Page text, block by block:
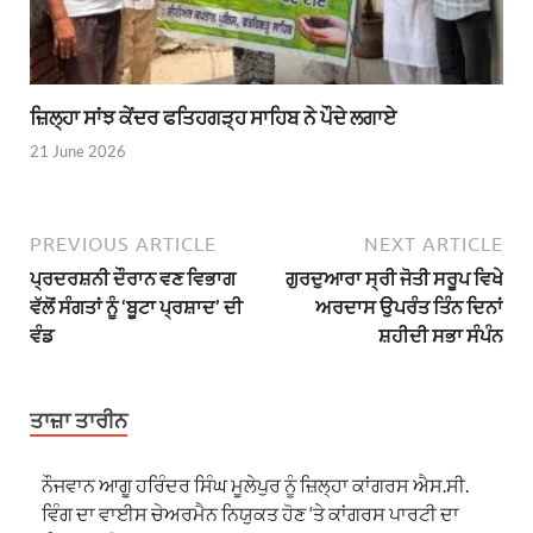
ਜ਼ਿਲ੍ਹਾ ਸਾਂਝ ਕੇਂਦਰ ਫਤਿਹਗੜ੍ਹ ਸਾਹਿਬ ਨੇ ਪੌਦੇ ਲਗਾਏ
21 June 2026
PREVIOUS ARTICLE
ਪ੍ਰਦਰਸ਼ਨੀ ਦੌਰਾਨ ਵਣ ਵਿਭਾਗ
ਵੱਲੋਂ ਸੰਗਤਾਂ ਨੂੰ ‘ਬੂਟਾ ਪ੍ਰਸ਼ਾਦ’ ਦੀ
ਵੰਡ
NEXT ARTICLE
ਗੁਰਦੁਆਰਾ ਸ੍ਰੀ ਜੋਤੀ ਸਰੂਪ ਵਿਖੇ
ਅਰਦਾਸ ਉਪਰੰਤ ਤਿੰਨ ਦਿਨਾਂ
ਸ਼ਹੀਦੀ ਸਭਾ ਸੰਪੰਨ
ਤਾਜ਼ਾ ਤਾਰੀਨ
ਨੌਜਵਾਨ ਆਗੂ ਹਰਿੰਦਰ ਸਿੰਘ ਮੂਲੇਪੁਰ ਨੂੰ ਜ਼ਿਲ੍ਹਾ ਕਾਂਗਰਸ ਐਸ.ਸੀ.
ਵਿੰਗ ਦਾ ਵਾਈਸ ਚੇਅਰਮੈਨ ਨਿਯੁਕਤ ਹੋਣ ‘ਤੇ ਕਾਂਗਰਸ ਪਾਰਟੀ ਦਾ